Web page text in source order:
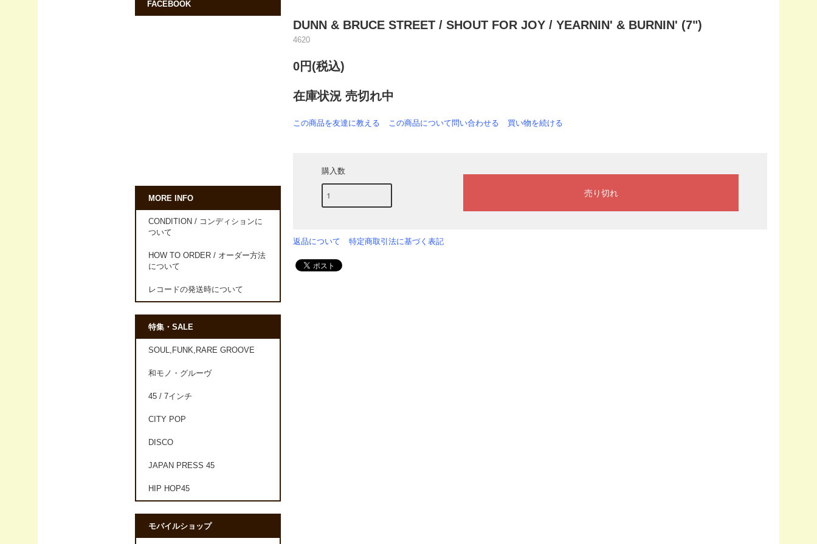
DUNN & BRUCE STREET / SHOUT FOR JOY / YEARNIN' & BURNIN' (7")
4620
0円(税込)
在庫状況 売切れ中
この商品を友達に教える この商品について問い合わせる 買い物を続ける
購入数
返品について 特定商取引法に基づく表記
FACEBOOK
MORE INFO
CONDITION / コンディションに
ついて
HOW TO ORDER / オーダー方法
について
レコードの発送時について
特集・SALE
SOUL,FUNK,RARE GROOVE
和モノ・グルーヴ
45 / 7インチ
CITY POP
DISCO
JAPAN PRESS 45
HIP HOP45
モバイルショップ